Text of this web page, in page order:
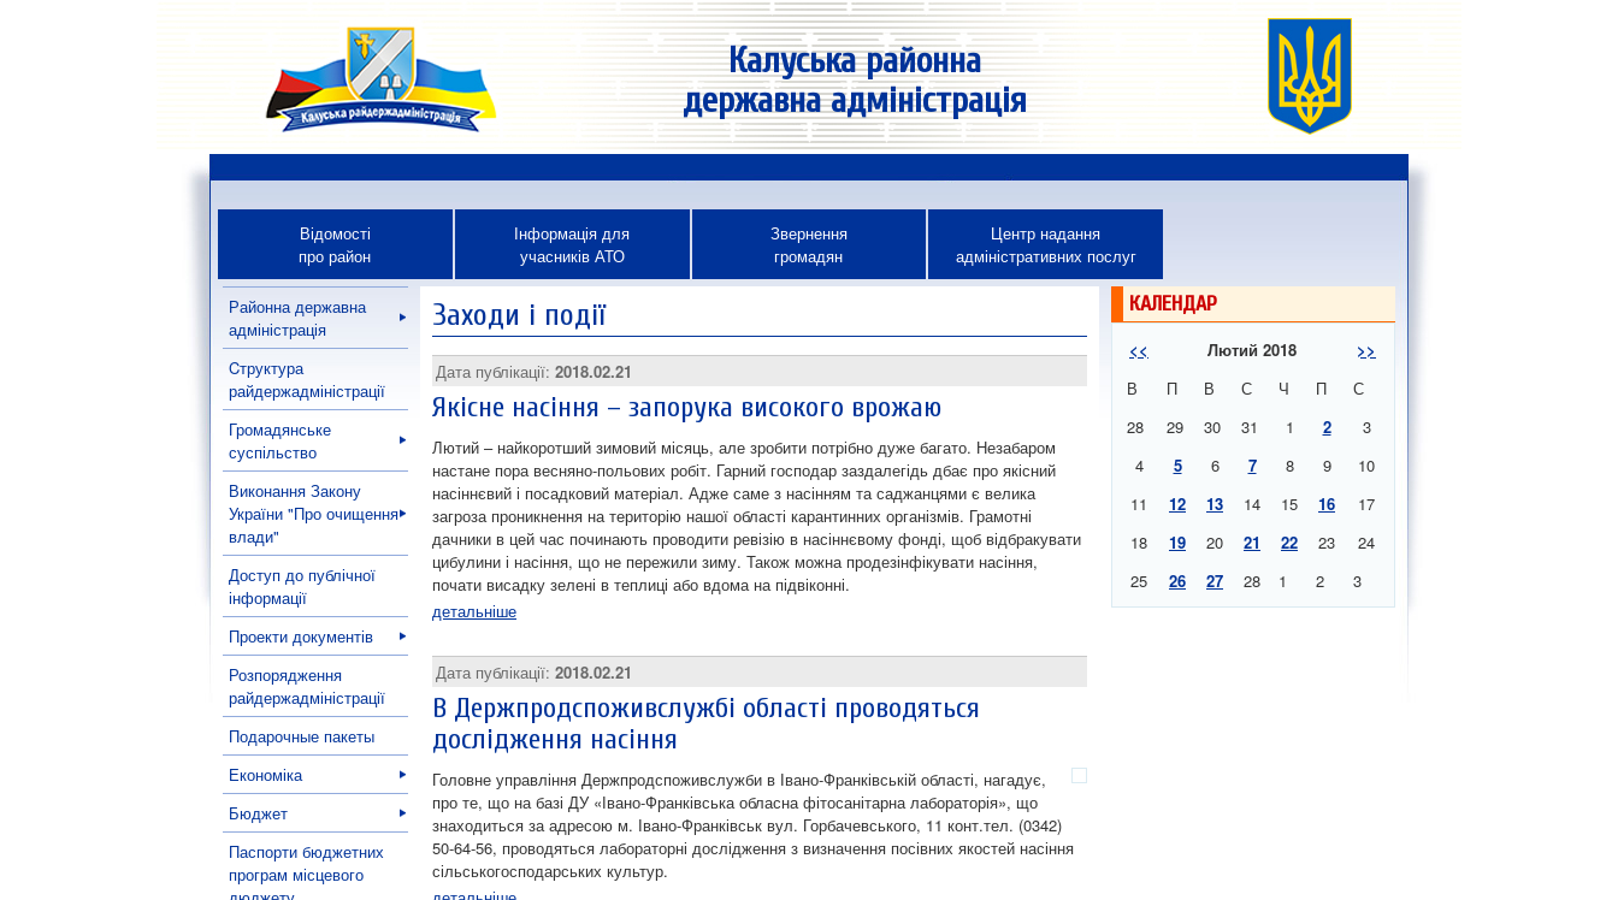
Калуська районна
державна адміністрація
Відомості
про район
Інформація для
учасників АТО
Звернення
громадян
Центр надання
адміністративних послуг
Районна державна
адміністрація
Cтруктура
райдержадміністрації
Громадянське
суспільство
Виконання Закону
України "Про очищення
влади"
Доступ до публічної
інформації
Проекти документів
Розпорядження
райдержадміністрації
Подарочные пакеты
Економіка
Бюджет
Паспорти бюджетних
програм місцевого
Заходи і події
Дата публікації: 2018.02.21
Якісне насіння – запорука високого врожаю
Лютий – найкоротший зимовий місяць, але зробити потрібно дуже багато. Незабаром
настане пора весняно-польових робіт. Гарний господар заздалегідь дбає про якісний
насіннєвий і посадковий матеріал. Адже саме з насінням та саджанцями є велика
загроза проникнення на територію нашої області карантинних організмів. Грамотні
дачники в цей час починають проводити ревізію в насіннєвому фонді, щоб відбракувати
цибулини і насіння, що не пережили зиму. Також можна продезінфікувати насіння,
почати висадку зелені в теплиці або вдома на підвіконні.
детальніше
Дата публікації: 2018.02.21
В Держпродспоживслужбі області проводяться
дослідження насіння
Головне управління Держпродспоживслужби в Івано-Франківській області, нагадує,
про те, що на базі ДУ «Івано-Франківська обласна фітосанітарна лабораторія», що
знаходиться за адресою м. Івано-Франківськ вул. Горбачевського, 11 конт.тел. (0342)
50-64-56, проводяться лабораторні дослідження з визначення посівних якостей насіння
сільськогосподарських культур.
КАЛЕНДАР
<< Лютий 2018
>>
В
П В С Ч П
С
28
29 30 31 1 2
3
4
5 6 7 8 9
10
11
12 13 14 15 16
17
18
19 20 21 22 23
24
25
26 27 28 1 2 3